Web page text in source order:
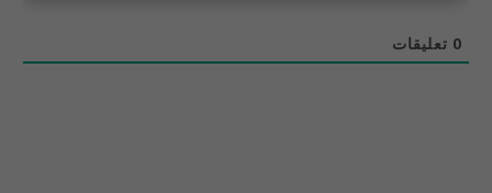
0 تعليقات